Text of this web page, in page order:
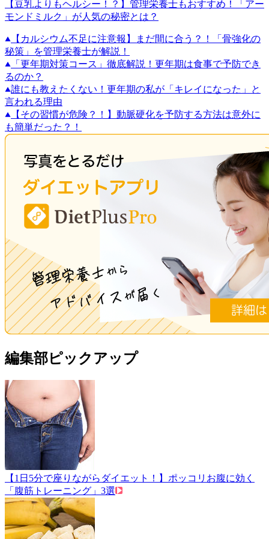
【豆乳よりもヘルシー！？】管理栄養士もおすすめ！「アー
モンドミルク」が人気の秘密とは？
【カルシウム不足に注意報】まだ間に合う？！「骨強化の
秘策」を管理栄養士が解説！
「更年期対策コース」徹底解説！更年期は食事で予防でき
るのか？
誰にも教えたくない！更年期の私が「キレイになった」と
言われる理由
【その習慣が危険？！】動脈硬化を予防する方法は意外に
も簡単だった？！
編集部ピックアップ
【1日5分で座りながらダイエット！】ポッコリお腹に効く
「腹筋トレーニング」3選